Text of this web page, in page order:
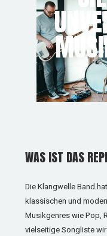
WAS IST DAS
Die Klangwelle Band
klassischen und
Musikgenres wie Pop,
vielseitige Songliste